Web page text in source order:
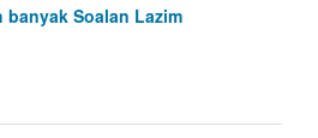
banyak Soalan Lazim